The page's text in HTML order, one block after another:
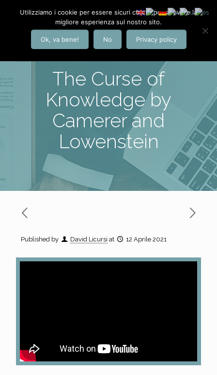
The Curse of
Knowledge by
Camerer and
Lowenstein
Published by David Licursi at 12 Aprile 2021
Utilizziamo i cookie per essere sicuri che tu possa avere la
migliore esperienza sul nostro sito.
Ok, va bene! No Privacy policy